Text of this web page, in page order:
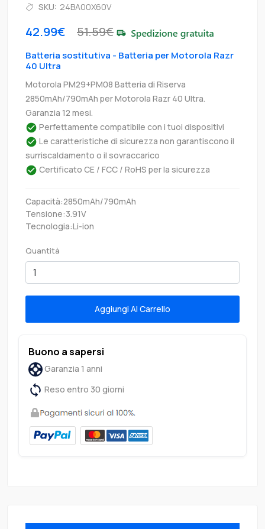
SKU: 24BA00X60V
42.99€ 51.59€
Batteria sostitutiva - Batteria per Motorola Razr
40 Ultra
Motorola PM29+PM08 Batteria di Riserva
2850mAh/790mAh per Motorola Razr 40 Ultra.
Garanzia 12 mesi.
Perfettamente compatibile con i tuoi dispositivi
Le caratteristiche di sicurezza non garantiscono il
surriscaldamento o il sovraccarico
Certificato CE / FCC / RoHS per la sicurezza
Capacità:2850mAh/790mAh
Tensione:3.91V
Tecnologia:Li-ion
Quantità
Aggiungi Al Carrello
Buono a sapersi
Garanzia 1 anni
Reso entro 30 giorni